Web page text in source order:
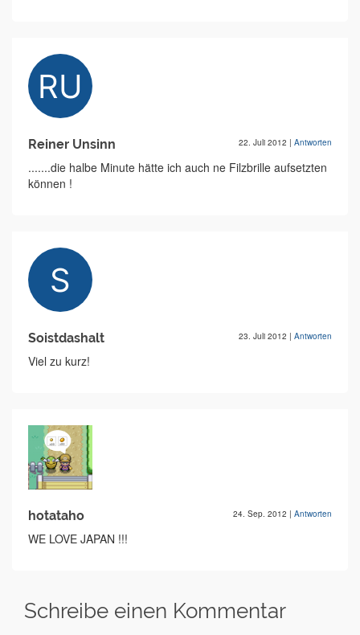
Reiner Unsinn 22. Juli 2012 | Antworten
.......die halbe Minute hätte ich auch ne Filzbrille aufsetzten
können !
Soistdashalt 23. Juli 2012 | Antworten
Viel zu kurz!
hotataho 24. Sep. 2012 | Antworten
WE LOVE JAPAN !!!
Schreibe einen Kommentar